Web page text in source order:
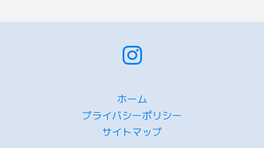
ホーム
プライバシーポリシー
サイトマップ